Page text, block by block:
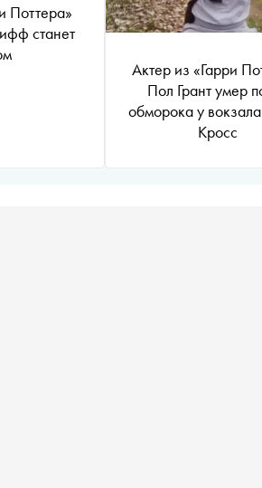
Поттера»
станет
Актер из «Гарри
Пол Грант умер
обморока у
Кросс